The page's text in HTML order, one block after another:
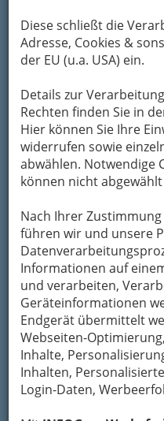
Diese schließt die
Adresse, Cookies &
der EU (u.a. USA) ein.
Details zur
Rechten finden Sie in
Hier können Sie Ihre
widerrufen sowie
abwählen. Notwendige
können nicht
Nach Ihrer Zustimmung
führen wir und unsere
Informationen auf
und verarbeiten,
Geräteinformationen
Endgerät übermittelt
Webseiten-
Inhalte,
Inhalten,
Login-Daten,
Doch wie kann man
aufbauen und stärken
Selbstvertrauen
Eigenschaft,
Maßnahmen und
In diesem Ratgeber
Tipps zur
helfen, mit einem
Berufsleben zu starten.
Dabei werden wir
beleuchten, von der